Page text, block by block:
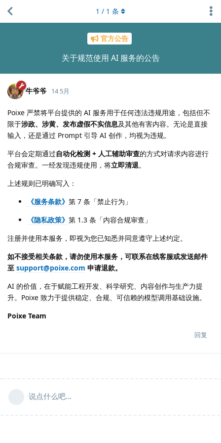
官方公告
关于规范使用 AI 服务的公告
1 / 1 条
牛爷爷 14 5月
Poixe 严禁将平台提供的 AI 服务用于任何违法违规用途，包括但不
限于涉政、涉黄、发布虚假不实信息及其他有害内容。无论是直接
输入，还是通过 Prompt 引导 AI 创作，均视为违规。
平台会定期通过自动化检测 + 人工辅助审查的方式对请求内容进行
合规审查。一经发现违规使用，将立即清退。
上述规则已明确写入：
《服务条款》 第 7 条「禁止行为」
《隐私政策》 第 1.3 条「内容合规审查」
注册并使用本服务，即视为您已知悉并同意遵守上述约定。
如不接受相关条款，请勿使用本服务，可联系在线客服或发送邮件
至 support@poixe.com 申请退款。
AI 的价值，在于赋能工程开发、科学研究、内容创作与生产力提
升。Poixe 致力于提供稳定、合规、可信赖的模型调用基础设施。
Poixe Team
回复
说点什么吧...